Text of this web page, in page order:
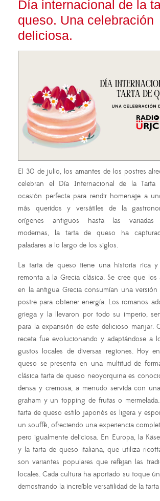
Día internacional de la
queso. Una celebración
deliciosa.
El 30 de julio, los amantes de los postres
celebran el Día Internacional de la
ocasión perfecta para rendir homenaje a
más queridos y versátiles de la
orígenes antiguos hasta las variadas
modernas, la tarta de queso ha
paladares a lo largo de los siglos.
La tarta de queso tiene una historia rica
remonta a la Grecia clásica. Se cree que los
en la antigua Grecia consumían una versión
postre para obtener energía. Los romanos
griega y la llevaron por todo su imperio,
para la expansión de este delicioso manjar.
receta fue evolucionando y adaptándose a
gustos locales de diversas regiones. Hoy
queso se presenta en una multitud de
clásica tarta de queso neoyorquina es
densa y cremosa, a menudo servida con
graham y un topping de frutas o
tarta de queso estilo japonés es ligera y
un soufflé, ofreciendo una experiencia
pero igualmente deliciosa. En Europa, la
y la tarta de queso italiana, que utiliza
son variantes populares que reflejan las
locales. Cada cultura ha aportado su toque
demostrando la increíble versatilidad de la